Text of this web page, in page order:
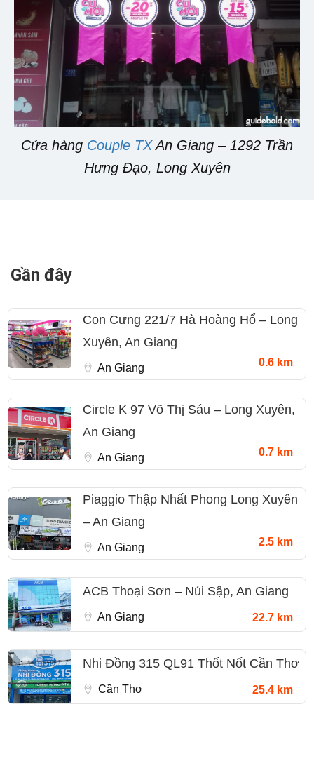
Cửa hàng Couple TXAn Giang – 1292 Trần
Hưng Đạo, Long Xuyên
Gần đây
Con Cưng 221/7 Hà Hoàng Hổ – Long
Xuyên, An Giang
An Giang 0.6 km
Circle K 97 Võ Thị Sáu – Long Xuyên,
An Giang
An Giang 0.7 km
Piaggio Thập Nhất Phong Long Xuyên
– An Giang
An Giang 2.5 km
ACB Thoại Sơn – Núi Sập, An Giang
An Giang 22.7 km
Nhi Đồng 315 QL91 Thốt Nốt Cần Thơ
Cần Thơ 25.4 km